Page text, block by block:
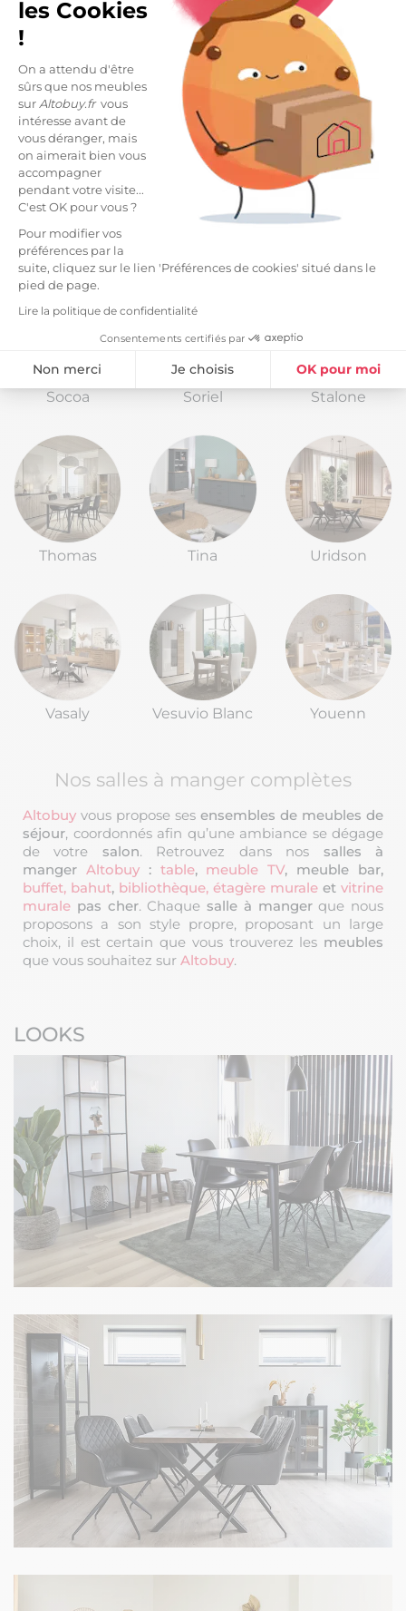
les Cookies
!
On a attendu d'être
sûrs que nos meubles
sur Altobuy.frvous
intéresse avant de
vous déranger, mais
on aimerait bien vous
accompagner
pendant votre visite...
C'est OK pour vous ?
Pour modifier vos
préférences par la
suite, cliquez sur le lien 'Préférences de cookies' situé dans le
pied de page.
Lire la politique de confidentialité
Consentements certifiés par
Non merci Je choisis OK pour moi
Axeptio consent
Plateforme de Gestion du Consentement : Personnalisez vos
Notre plateforme vous permet d'adapter et de gérer vos
Anthracite
Piralia Blanc Prava
Carbone
Rebecca
Rebecca
Socoa Soriel Stalone
Thomas Tina Uridson
Vasaly Vesuvio Blanc Youenn
Nos salles à manger complètes
Altobuy vous propose ses ensembles de meubles de
séjour, coordonnés afin qu’une ambiance se dégage
de votre salon. Retrouvez dans nos salles à
manger Altobuy : table, meuble TV, meuble bar,
buffet, bahut, bibliothèque, étagère murale et vitrine
murale pas cher. Chaque salle à mangerque nous
proposons a son style propre, proposant un large
choix, il est certain que vous trouverez les meubles
que vous souhaitez sur Altobuy.
LOOKS